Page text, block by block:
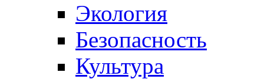
Экология
Безопасность
Культура